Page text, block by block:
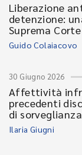
Liberazione
detenzione:
Suprema Corte
Guido Colaiacovo
30 Giugno 2026
Affettività
precedenti
di
Ilaria Giugni